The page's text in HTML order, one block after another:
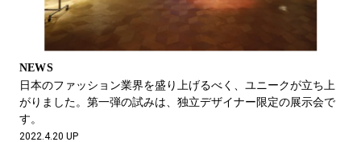
NEWS
日本のファッション業界を盛り上げるべく、ユニークが立ち上
がりました。第一弾の試みは、独立デザイナー限定の展示会で
す。
2022.4.20 UP